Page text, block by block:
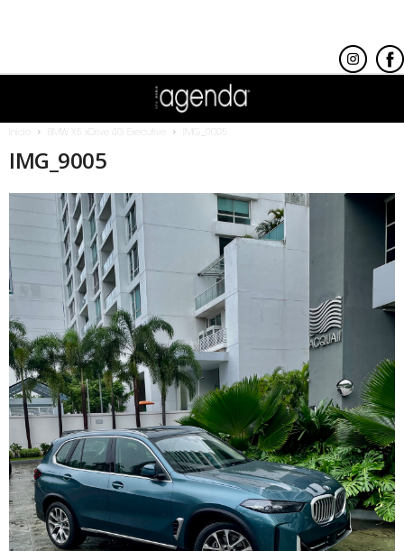
BMW X5 xDrive 40i Executive IMG_9005
IMG_9005